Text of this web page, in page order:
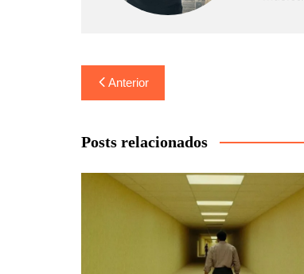
Navegação
de
Post
Anterior
Posts relacionados